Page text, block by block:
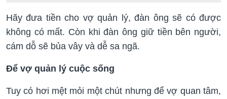
Hãy đưa tiền cho vợ quản lý, đàn ông sẽ có được
không có mất. Còn khi đàn ông giữ tiền bên người,
cám dỗ sẽ bủa vây và dễ sa ngã.
Để vợ quản lý cuộc sống
Tuy có hơi mệt mỏi một chút nhưng để vợ quan tâm,